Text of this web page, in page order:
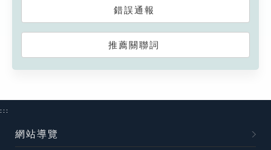
錯誤通報
推薦關聯詞
:::
網站導覽